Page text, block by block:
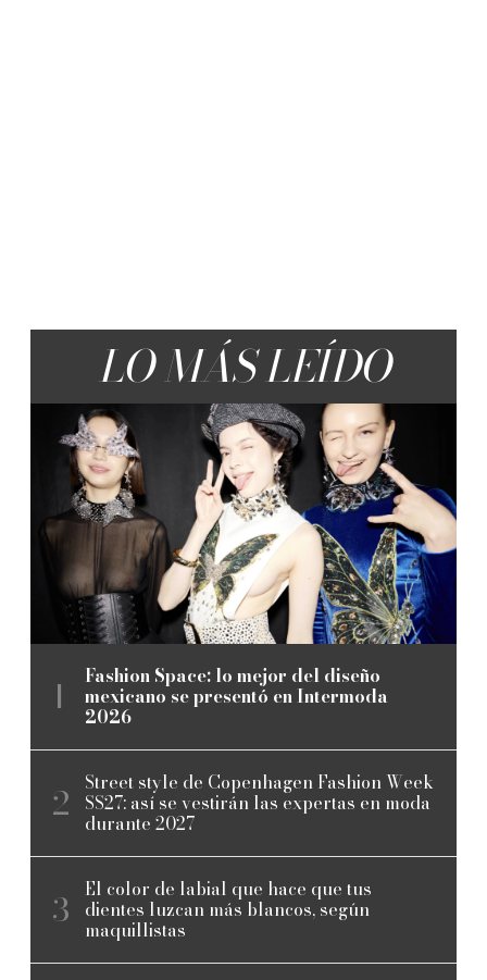
LO MÁS LEÍDO
Fashion Space: lo mejor del diseño
mexicano se presentó en Intermoda
2026
Street style de Copenhagen Fashion Week
SS27: así se vestirán las expertas en moda
durante 2027
El color de labial que hace que tus
dientes luzcan más blancos, según
maquillistas